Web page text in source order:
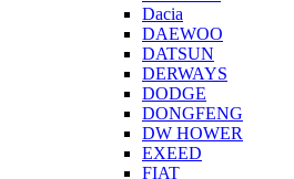
Dacia
DAEWOO
DATSUN
DERWAYS
DODGE
DONGFENG
DW HOWER
EXEED
FIAT